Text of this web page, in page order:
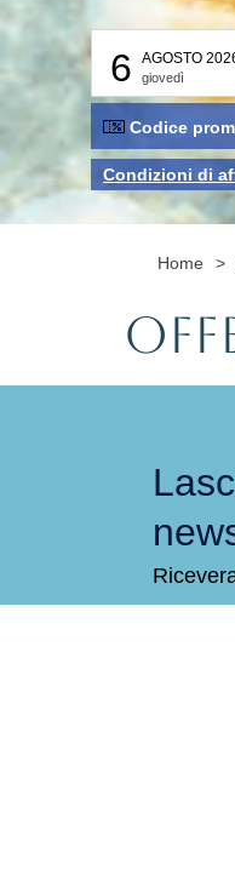
6 AGOSTO
giovedì
Codice
Condizioni di
Home >